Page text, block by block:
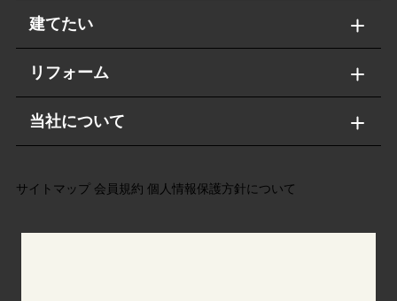
建てたい
リフォーム
当社について
サイトマップ 会員規約 個人情報保護方針について